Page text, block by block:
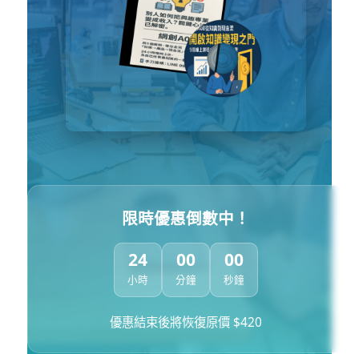
限時優惠倒數中！
24
小時
00
分鐘
00
秒鐘
優惠結束後將恢復原價 $420